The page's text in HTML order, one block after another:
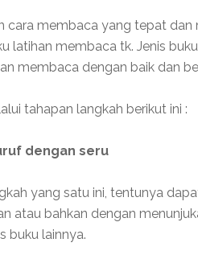
cara membaca yang tepat
latihan membaca tk. Jenis
membaca dengan baik dan
tahapan langkah berikut ini :
dengan seru
yang satu ini, tentunya
atau bahkan dengan
buku lainnya.